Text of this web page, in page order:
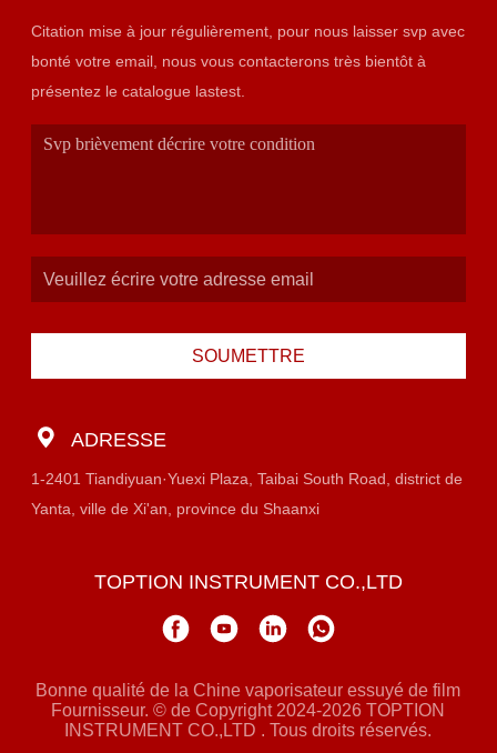
Citation mise à jour régulièrement, pour nous laisser svp avec
bonté votre email, nous vous contacterons très bientôt à
présentez le catalogue lastest.
SOUMETTRE
ADRESSE
1-2401 Tiandiyuan·Yuexi Plaza, Taibai South Road, district de
Yanta, ville de Xi'an, province du Shaanxi
TOPTION INSTRUMENT CO.,LTD
Bonne qualité de la Chine vaporisateur essuyé de film
Fournisseur. © de Copyright 2024-2026 TOPTION
INSTRUMENT CO.,LTD . Tous droits réservés.